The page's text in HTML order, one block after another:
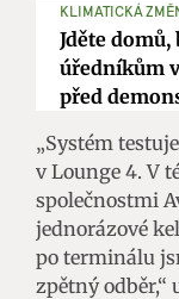
KLIMATICKÁ
Jděte
úředníkům
před
„Systém
v Lounge 4. V
společnostmi
jednorázové
po terminálu
zpětný